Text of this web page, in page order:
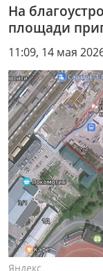
На
площади
11:09, 14 мая
Яндекс